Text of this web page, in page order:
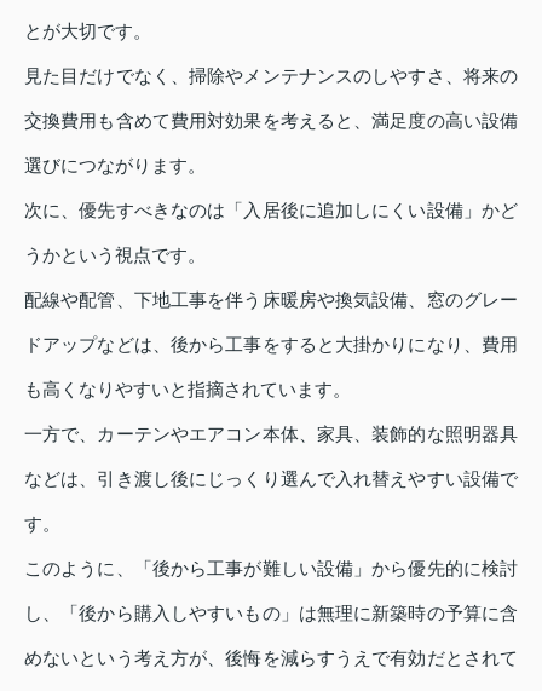
とが大切です。
見た目だけでなく、掃除やメンテナンスのしやすさ、将来の
交換費用も含めて費用対効果を考えると、満足度の高い設備
選びにつながります。
次に、優先すべきなのは「入居後に追加しにくい設備」かど
うかという視点です。
配線や配管、下地工事を伴う床暖房や換気設備、窓のグレー
ドアップなどは、後から工事をすると大掛かりになり、費用
も高くなりやすいと指摘されています。
一方で、カーテンやエアコン本体、家具、装飾的な照明器具
などは、引き渡し後にじっくり選んで入れ替えやすい設備で
す。
このように、「後から工事が難しい設備」から優先的に検討
し、「後から購入しやすいもの」は無理に新築時の予算に含
めないという考え方が、後悔を減らすうえで有効だとされて